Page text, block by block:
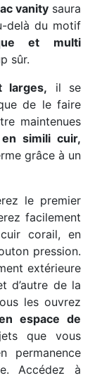
vanity saura
delà du motif
et multi
sûr.
larges, il se
de le faire
maintenues
simili cuir,
grâce à un
le premier
facilement
corail, en
pression.
extérieure
d’autre de la
les ouvrez
espace de
que vous
permanence
Accédez à